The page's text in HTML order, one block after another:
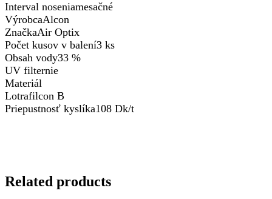
Interval noseniamesačné
VýrobcaAlcon
ZnačkaAir Optix
Počet kusov v balení3 ks
Obsah vody33 %
UV filternie
Materiál
Lotrafilcon B
Priepustnosť kyslíka108 Dk/t
Related products